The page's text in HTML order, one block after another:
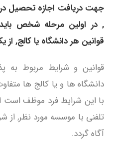
جهت دریافت اجازه تحصیل در
, در اولین مرحله شخص
قوانین هر دانشگاه یا کالج, از
قوانین و شرایط مربوط به
دانشگاه ها و یا کالج ها
با این شرایط فرد موظف
تلفنی با موسسه مورد نظر, از
آگاه گردد.